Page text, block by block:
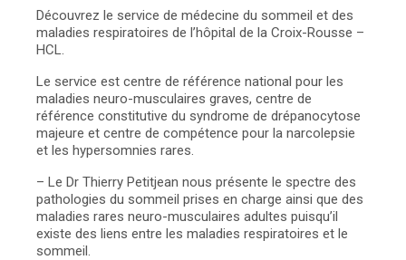
Découvrez le service de médecine du sommeil et des
maladies respiratoires de l’hôpital de la Croix-Rousse –
HCL.
Le service est centre de référence national pour les
maladies neuro-musculaires graves, centre de
référence constitutive du syndrome de drépanocytose
majeure et centre de compétence pour la narcolepsie
et les hypersomnies rares.
– Le Dr Thierry Petitjean nous présente le spectre des
pathologies du sommeil prises en charge ainsi que des
maladies rares neuro-musculaires adultes puisqu’il
existe des liens entre les maladies respiratoires et le
sommeil.